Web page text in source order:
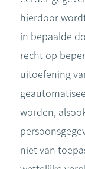
hierdoor
in bepaalde
recht op
uitoefening
worden,
niet van